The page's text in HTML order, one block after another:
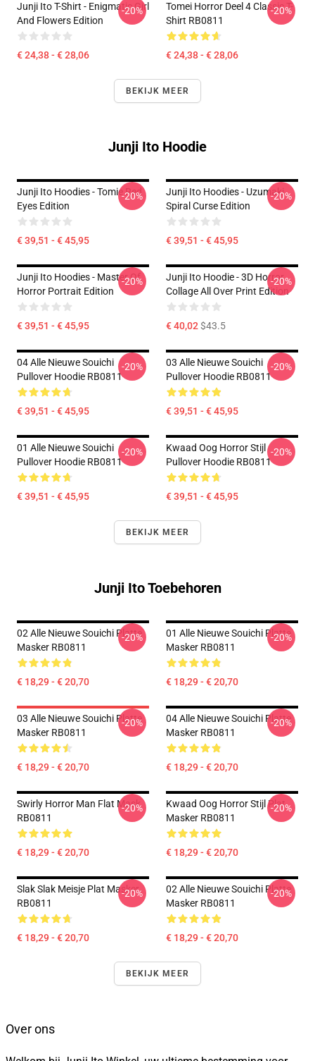
Junji Ito T-Shirt - Enigmatic Girl
And Flowers Edition
€ 24,38 - € 28,06
-20%
Tomei Horror Deel 4 Classic T-
Shirt RB0811
€ 24,38 - € 28,06
-20%
BEKIJK MEER
Junji Ito Hoodie
Junji Ito Hoodies - Tomie Red
Eyes Edition
€ 39,51 - € 45,95
-20%
Junji Ito Hoodies - Uzumaki
Spiral Curse Edition
€ 39,51 - € 45,95
-20%
Junji Ito Hoodies - Master Of
Horror Portrait Edition
€ 39,51 - € 45,95
-20%
Junji Ito Hoodie - 3D Horror
Collage All Over Print Edition
€ 40,02$43.5
-20%
04 Alle Nieuwe Souichi
Pullover Hoodie RB0811
€ 39,51 - € 45,95
-20%
03 Alle Nieuwe Souichi
Pullover Hoodie RB0811
€ 39,51 - € 45,95
-20%
01 Alle Nieuwe Souichi
Pullover Hoodie RB0811
€ 39,51 - € 45,95
-20%
Kwaad Oog Horror Stijl
Pullover Hoodie RB0811
€ 39,51 - € 45,95
-20%
BEKIJK MEER
Junji Ito Toebehoren
02 Alle Nieuwe Souichi Platte
Masker RB0811
€ 18,29 - € 20,70
-20%
01 Alle Nieuwe Souichi Platte
Masker RB0811
€ 18,29 - € 20,70
-20%
03 Alle Nieuwe Souichi Platte
Masker RB0811
€ 18,29 - € 20,70
-20%
04 Alle Nieuwe Souichi Platte
Masker RB0811
€ 18,29 - € 20,70
-20%
Swirly Horror Man Flat Mask
RB0811
€ 18,29 - € 20,70
-20%
Kwaad Oog Horror Stijl Plat
Masker RB0811
€ 18,29 - € 20,70
-20%
Slak Slak Meisje Plat Masker
RB0811
€ 18,29 - € 20,70
-20%
02 Alle Nieuwe Souichi Platte
Masker RB0811
€ 18,29 - € 20,70
-20%
BEKIJK MEER
Over ons